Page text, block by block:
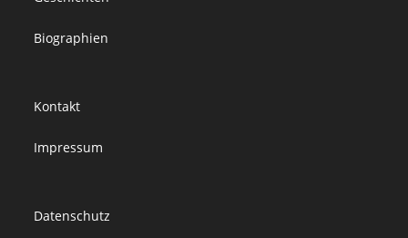
Biographien
Kontakt
Impressum
Datenschutz